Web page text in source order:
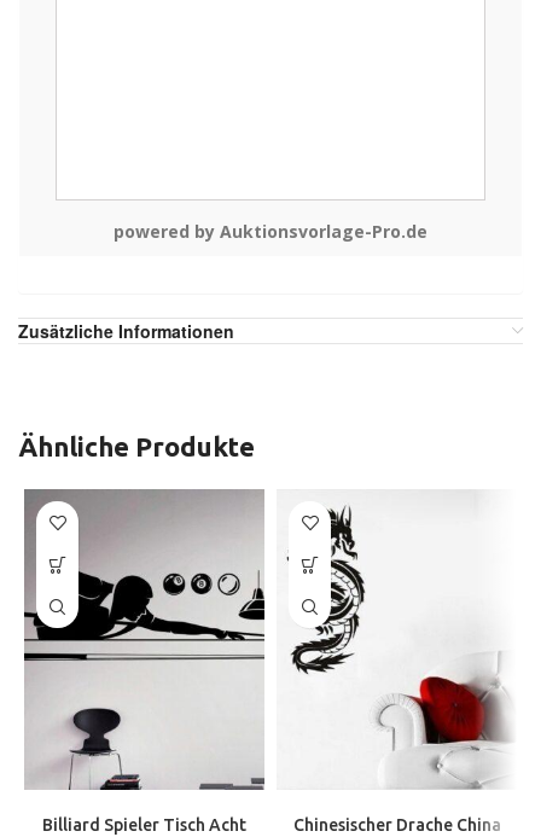
powered by Auktionsvorlage-Pro.de
Zusätzliche Informationen
Ähnliche Produkte
Billiard Spieler Tisch Acht
Chinesischer Drache China